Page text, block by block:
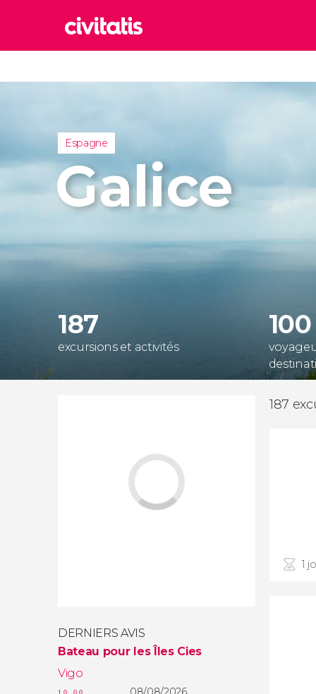
Italie
Turquie
Espagne
Galice
187
excursions et activités
DERNIERS AVIS
Bateau pour les Îles Cies
Vigo
10,00
187
1